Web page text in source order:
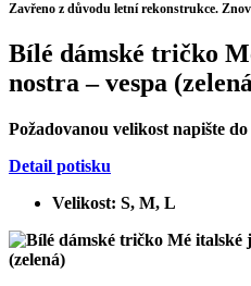
Zavřeno z důvodu letní rekonstrukce.
Bílé dámské tričko
nostra – vespa
Požadovanou velikost napište
Detail potisku
Velikost: S, M, L